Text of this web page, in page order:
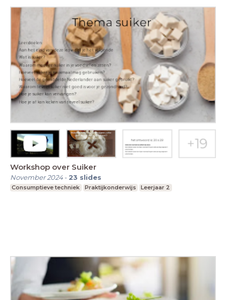
Workshop over Suiker
November 2024- 23 slides
Consumptieve techniek Praktijkonderwijs Leerjaar 2